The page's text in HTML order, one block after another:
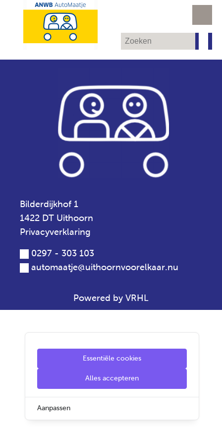
Bilderdijkhof 1
1422 DT Uithoorn
Privacyverklaring
0297 - 303 103
automaatje@uithoornvoorelkaar.nu
Powered by VRHL
Essentiële cookies
Alles accepteren
Aanpassen